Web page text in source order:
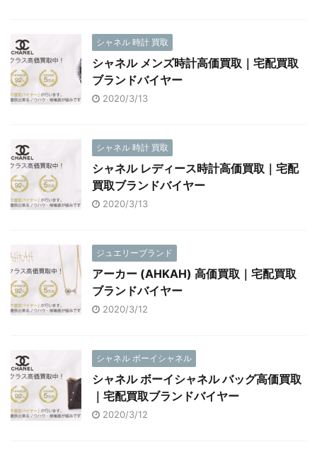
シャネル 時計 買取
シャネル メンズ時計高価買取｜宅配買取
ブランドバイヤー
2020/3/13
シャネル 時計 買取
シャネル レディース時計高価買取｜宅配
買取ブランドバイヤー
2020/3/13
ジュエリーブランド
アーカー (AHKAH) 高価買取｜宅配買取
ブランドバイヤー
2020/3/12
シャネル ボーイシャネル
シャネル ボーイシャネル バッグ高価買取
｜宅配買取ブランドバイヤー
2020/3/12